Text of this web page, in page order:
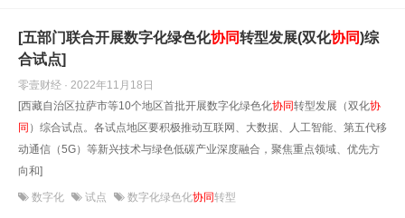
[五部门联合开展数字化绿色化协同转型发展(双化协同)综
合试点]
零壹财经 · 2022年11月18日
[西藏自治区拉萨市等10个地区首批开展数字化绿色化协同转型发展（双化协
同 ）综合试点。各试点地区要积极推动互联网、大数据、人工智能、第五代移
动通信（5G）等新兴技术与绿色低碳产业深度融合，聚焦重点领域、优先方
向和]
数字化 试点 数字化绿色化协同转型